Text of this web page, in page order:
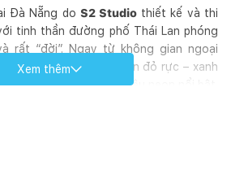
Đà Nẵng doS2 Studio thiết kế và thi
tinh thần đường phố Thái Lan phóng
rất “đời”. Ngay từ không gian ngoại
tượng mạnh với mặt tiền đỏ rực – xanh
lam kim loại và bảng hiệu neon nổi bật.
Xem thêm